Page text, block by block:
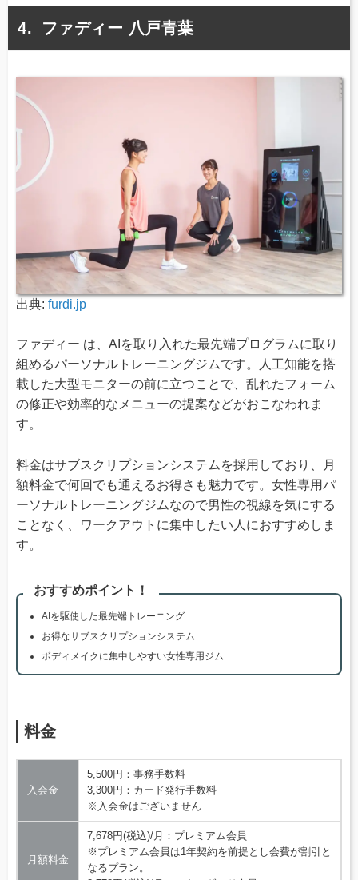
ファディー 八戸青葉
出典: furdi.jp
ファディー は、AIを取り入れた最先端プログラムに取り
組めるパーソナルトレーニングジムです。人工知能を搭
載した大型モニターの前に立つことで、乱れたフォーム
の修正や効率的なメニューの提案などがおこなわれま
す。
料金はサブスクリプションシステムを採用しており、月
額料金で何回でも通えるお得さも魅力です。女性専用パ
ーソナルトレーニングジムなので男性の視線を気にする
ことなく、ワークアウトに集中したい人におすすめしま
す。
おすすめポイント！
AIを駆使した最先端トレーニング
お得なサブスクリプションシステム
ボディメイクに集中しやすい女性専用ジム
料金
入会金
5,500円：事務手数料
3,300円：カード発行手数料
※入会金はございません
月額料金
7,678円(税込)/月：プレミアム会員
※プレミアム会員は1年契約を前提とし会費が割引と
なるプラン。